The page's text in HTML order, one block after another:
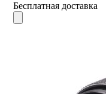
Бесплатная доставка